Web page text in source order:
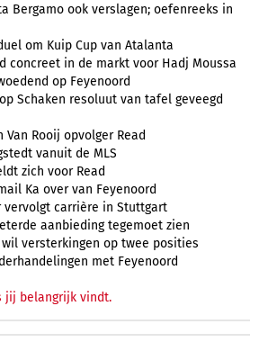
Bergamo ook verslagen; oefenreeks in
om Kuip Cup van Atalanta
concreet in de markt voor Hadj Moussa
op Feyenoord
Schaken resoluut van tafel geveegd
Van Rooij opvolger Read
vanuit de MLS
zich voor Read
Ka over van Feyenoord
vervolgt carrière in Stuttgart
aanbieding tegemoet zien
versterkingen op twee posities
met Feyenoord
jij belangrijk vindt.